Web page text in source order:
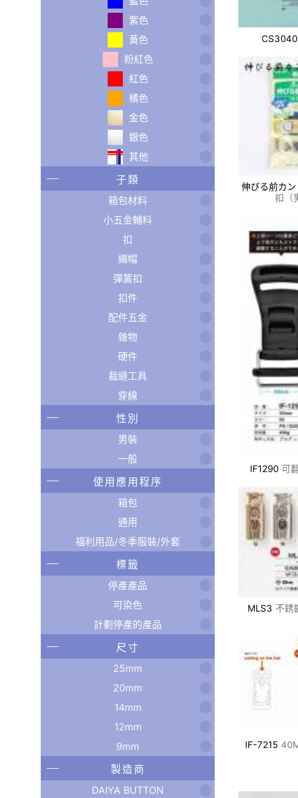
紫色
黃色
粉紅色
紅色
橘色
金色
銀色
其他
子類
箱包材料
小五金輔料
扣
繩帽
彈簧扣
扣件
配件五金
雜物
硬件
裁縫工具
穿線
性別
男裝
一般
使用應用程序
箱包
通用
福利用品/冬季服裝/外套
標籤
停產產品
可染色
計劃停產的產品
尺寸
25mm
20mm
14mm
12mm
9mm
製造商
DAIYA BUTTON
伸びる前カン
扣（
IF1290 可
MLS3 不銹
IF-7215